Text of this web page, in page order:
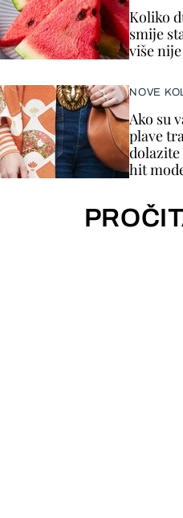
Koliko
smije
više
NOVE
Ako su
plave
dolazite
hit